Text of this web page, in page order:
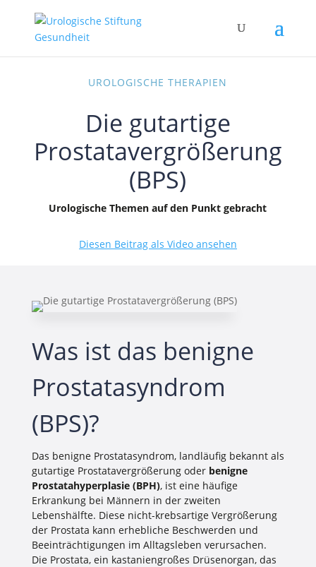
UROLOGISCHE THERAPIEN
Die gutartige
Prostatavergrößerung
(BPS)
Urologische Themen auf den Punkt gebracht
Diesen Beitrag als Video ansehen
Was ist das benigne
Prostatasyndrom
(BPS)?
Das benigne Prostatasyndrom, landläufig bekannt als
gutartige Prostatavergrößerung oder benigne
Prostatahyperplasie (BPH), ist eine häufige
Erkrankung bei Männern in der zweiten
Lebenshälfte. Diese nicht-krebsartige Vergrößerung
der Prostata kann erhebliche Beschwerden und
Beeinträchtigungen im Alltagsleben verursachen.
Die Prostata, ein kastaniengroßes Drüsenorgan, das